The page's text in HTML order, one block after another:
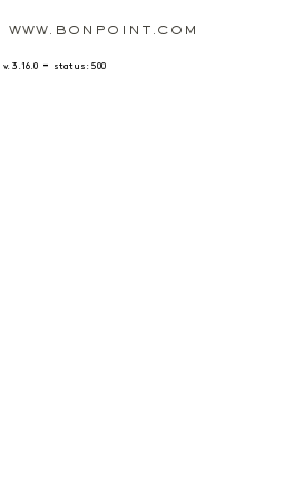
v. 3.16.0 - status: 500